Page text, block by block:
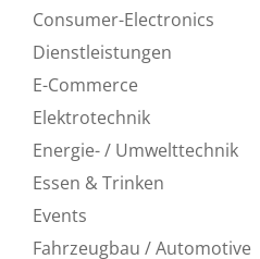
Consumer-Electronics
Dienstleistungen
E-Commerce
Elektrotechnik
Energie- / Umwelttechnik
Essen & Trinken
Events
Fahrzeugbau / Automotive